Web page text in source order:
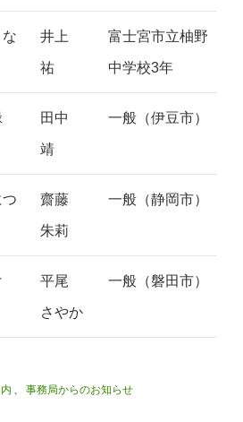
井上
祐
富士宮市立柚野
中学校3年
田中
靖
一般（伊豆市）
齋藤
朱莉
一般（静岡市）
平尾
さやか
一般（磐田市）
、 事務局からのお知らせ